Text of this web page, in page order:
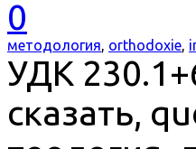
0
методология, orthodoxie,
УДК
сказать,